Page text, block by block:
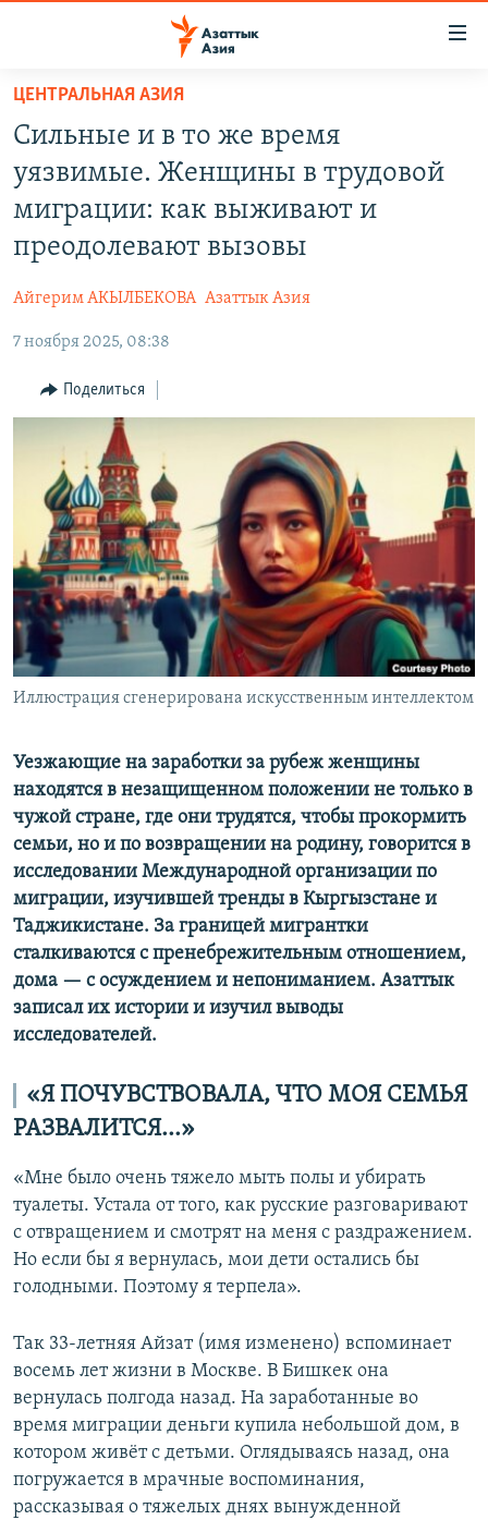
Вернуться
основному
содержанию
Вернутся
главной
Вернутся
КЫРГЫЗЧА
ЎЗБЕКЧА
ТОҶИКӢ
TÜRKMENÇE
ПОДПИШИТЕСЬ НА НАС В СОЦСЕТЯХ
Все сайты РСЕ/РС
ЦЕНТРАЛЬНАЯ АЗИЯ
Сильные и в то же время
уязвимые. Женщины в трудовой
миграции: как выживают и
преодолевают вызовы
Айгерим АКЫЛБЕКОВА Азаттык Азия
7 ноября 2025, 08:38
Поделиться
Иллюстрация сгенерирована искусственным интеллектом
Уезжающие на заработки за рубеж женщины
находятся в незащищенном положении не только в
чужой стране, где они трудятся, чтобы прокормить
семьи, но и по возвращении на родину, говорится в
исследовании Международной организации по
миграции, изучившей тренды в Кыргызстане и
Таджикистане. За границей мигрантки
сталкиваются с пренебрежительным отношением,
дома — с осуждением и непониманием. Азаттык
записал их истории и изучил выводы
исследователей.
«Я ПОЧУВСТВОВАЛА, ЧТО МОЯ СЕМЬЯ
РАЗВАЛИТСЯ...»
«Мне было очень тяжело мыть полы и убирать
туалеты. Устала от того, как русские разговаривают
с отвращением и смотрят на меня с раздражением.
Но если бы я вернулась, мои дети остались бы
голодными. Поэтому я терпела».
Так 33-летняя Айзат (имя изменено) вспоминает
восемь лет жизни в Москве. В Бишкек она
вернулась полгода назад. На заработанные во
время миграции деньги купила небольшой дом, в
котором живёт с детьми. Оглядываясь назад, она
погружается в мрачные воспоминания,
рассказывая о тяжелых днях вынужденной